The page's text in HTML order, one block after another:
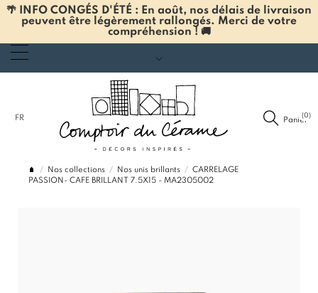
🌴 INFO CONGÉS D'ÉTÉ : En août, nos délais de livraison
peuvent être légèrement rallongés. Merci de votre
compréhension ! 🚚
FR Panier
(0)
Nos collections Nos unis brillants
CARRELAGE
PASSION- CAFE BRILLANT 7.5X15 - MA2305002